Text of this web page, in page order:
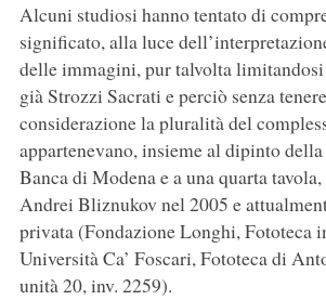
Alcuni studiosi hanno tentato di
significato, alla luce
delle immagini, pur talvolta
già Strozzi Sacrati e perciò senza
considerazione la pluralità del
appartenevano, insieme al dipinto
Banca di Modena e a una quarta
Andrei Bliznukov nel 2005 e
privata (Fondazione Longhi, Fototeca
Università Ca’ Foscari, Fototeca di
unità 20, inv. 2259).